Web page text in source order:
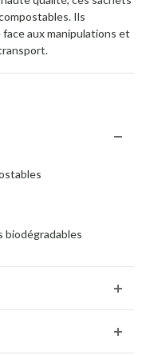
Ils
aux manipulations et
biodégradables